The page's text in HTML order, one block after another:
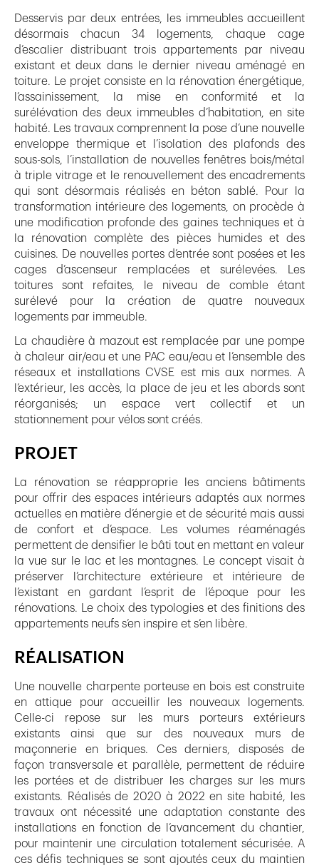
Desservis par deux entrées, les immeubles accueillent
désormais chacun 34 logements, chaque cage
d’escalier distribuant trois appartements par niveau
existant et deux dans le dernier niveau aménagé en
toiture. Le projet consiste en la rénovation énergétique,
l’assainissement, la mise en conformité et la
surélévation des deux immeubles d’habitation, en site
habité. Les travaux comprennent la pose d’une nouvelle
enveloppe thermique et l’isolation des plafonds des
sous-sols, l’installation de nouvelles fenêtres bois/métal
à triple vitrage et le renouvellement des encadrements
qui sont désormais réalisés en béton sablé. Pour la
transformation intérieure des logements, on procède à
une modification profonde des gaines techniques et à
la rénovation complète des pièces humides et des
cuisines. De nouvelles portes d’entrée sont posées et les
cages d’ascenseur remplacées et surélevées. Les
toitures sont refaites, le niveau de comble étant
surélevé pour la création de quatre nouveaux
logements par immeuble.
La chaudière à mazout est remplacée par une pompe
à chaleur air/eau et une PAC eau/eau et l’ensemble des
réseaux et installations CVSE est mis aux normes. A
l’extérieur, les accès, la place de jeu et les abords sont
réorganisés; un espace vert collectif et un
stationnement pour vélos sont créés.
PROJET
La rénovation se réapproprie les anciens bâtiments
pour offrir des espaces intérieurs adaptés aux normes
actuelles en matière d’énergie et de sécurité mais aussi
de confort et d’espace. Les volumes réaménagés
permettent de densifier le bâti tout en mettant en valeur
la vue sur le lac et les montagnes. Le concept visait à
préserver l’architecture extérieure et intérieure de
l’existant en gardant l’esprit de l’époque pour les
rénovations. Le choix des typologies et des finitions des
appartements neufs s’en inspire et s’en libère.
RÉALISATION
Une nouvelle charpente porteuse en bois est construite
en attique pour accueillir les nouveaux logements.
Celle-ci repose sur les murs porteurs extérieurs
existants ainsi que sur des nouveaux murs de
maçonnerie en briques. Ces derniers, disposés de
façon transversale et parallèle, permettent de réduire
les portées et de distribuer les charges sur les murs
existants. Réalisés de 2020 à 2022 en site habité, les
travaux ont nécessité une adaptation constante des
installations en fonction de l’avancement du chantier,
pour maintenir une circulation totalement sécurisée. A
ces défis techniques se sont ajoutés ceux du maintien